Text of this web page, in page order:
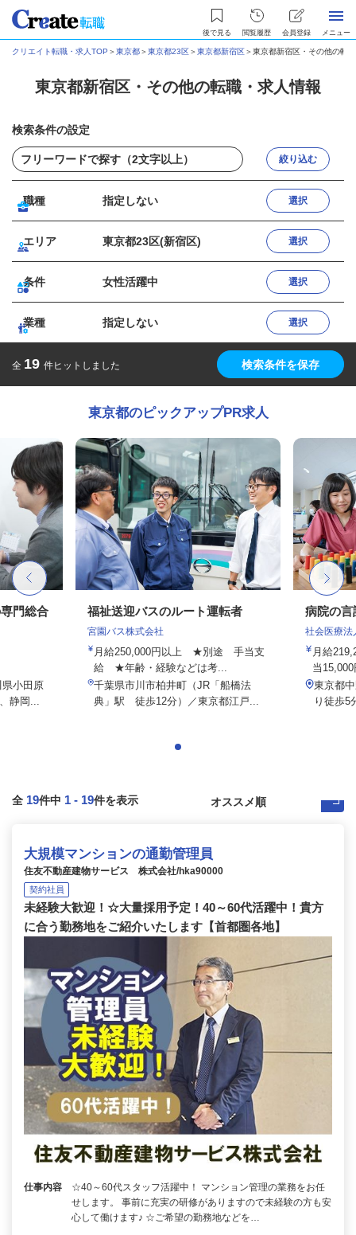
後で見る 閲覧履歴 会員登録 メニュー
クリエイト転職・求人TOP ＞東京都＞東京都23区＞東京都新宿区＞東京都新宿区・その他の転
東京都新宿区・その他の転職・求人情報
検索条件の設定
絞り込む
職種 指定しない 選択
エリア 東京都23区(新宿区) 選択
条件 女性活躍中 選択
業種 指定しない 選択
全 19 件ヒットしました 検索条件を保存
東京都のピックアップPR求人
門総合
小田原
静岡...
福祉送迎バスのルート運転者
宮園バス株式会社
月給250,000円以上 ★別途 手当支
給 ★年齢・経験などは考...
千葉県市川市柏井町（JR「船橋法
典」駅 徒歩12分）／東京都江戸...
病院の言
社会医療
月給
当
東京都
り徒歩5
全 19件中 1 - 19件を表示
大規模マンションの通勤管理員
住友不動産建物サービス 株式会社/hka90000
契約社員
未経験大歓迎！☆大量採用予定！40～60代活躍中！貴方
に合う勤務地をご紹介いたします【首都圏各地】
仕事内容
☆40～60代スタッフ活躍中！ マンション管理の業務をお任
せします。 事前に充実の研修がありますので未経験の方も安
心して働けます♪ ☆ご希望の勤務地などを…